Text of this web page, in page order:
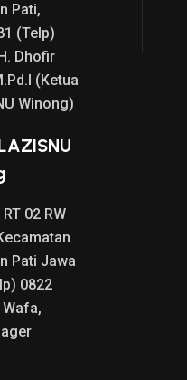
Pati,
(Telp)
Dhofir
(Ketua
Winong)
02 RW
Pati Jawa
0822